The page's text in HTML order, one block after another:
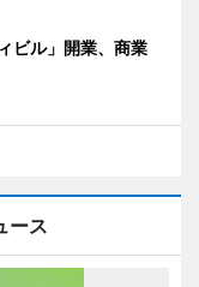
ビル」開業、商業
ース